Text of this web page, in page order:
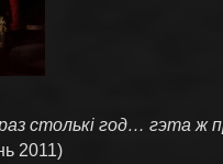
столькі год… гэта ж
2011)